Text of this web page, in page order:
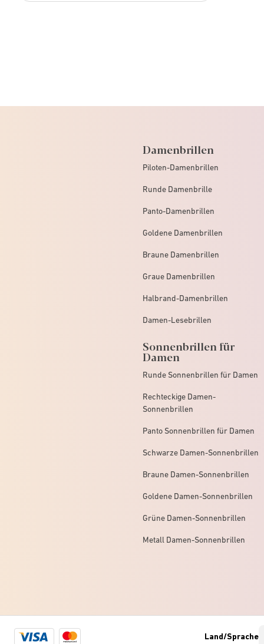
Damenbrillen
Piloten-Damenbrillen
Runde Damenbrille
Panto-Damenbrillen
Goldene Damenbrillen
Braune Damenbrillen
Graue Damenbrillen
Halbrand-Damenbrillen
Damen-Lesebrillen
Sonnenbrillen für
Damen
Runde Sonnenbrillen für Damen
Rechteckige Damen-
Sonnenbrillen
Panto Sonnenbrillen für Damen
Schwarze Damen-Sonnenbrillen
Braune Damen-Sonnenbrillen
Goldene Damen-Sonnenbrillen
Grüne Damen-Sonnenbrillen
Metall Damen-Sonnenbrillen
Visa
Mastercard
Land/Sprache